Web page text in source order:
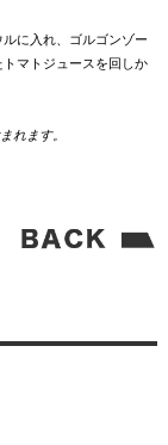
に入れ、ゴルゴンゾー
マトジュースを回しか
れます。